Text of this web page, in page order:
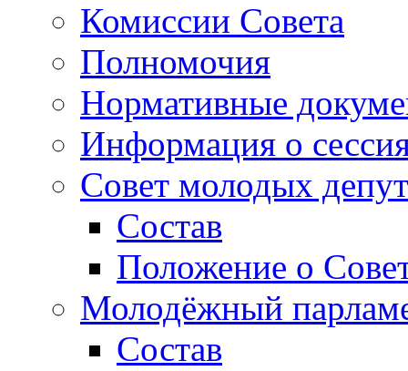
Комиссии Совета
Полномочия
Нормативные
Информация о
Совет молодых
Состав
Положение о
Молодёжный
Состав